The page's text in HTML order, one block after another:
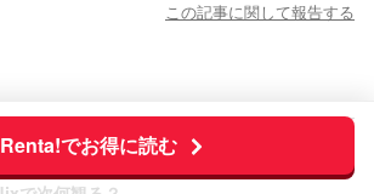
Renta!でお得に読む
この記事に関して報告する